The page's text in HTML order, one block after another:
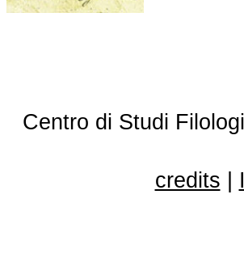
Centro di Studi
credits